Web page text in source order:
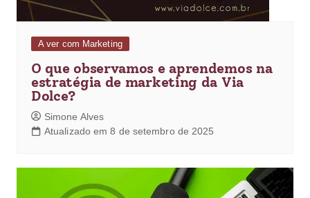
A ver com Marketing
O que observamos e aprendemos na
estratégia de marketing da Via
Dolce?
Simone Alves
Atualizado em 8 de setembro de 2025